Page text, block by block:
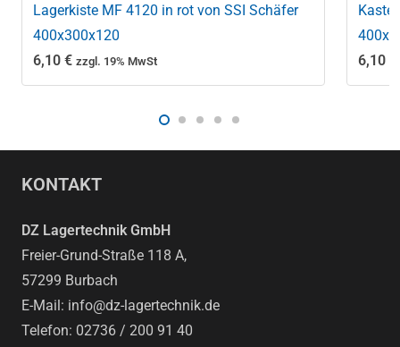
Lagerkiste MF 4120 in rot von SSI Schäfer
400x300x120
6,10 € zzgl. 19% MwSt
6,10
KONTAKT
DZ Lagertechnik GmbH
Freier-Grund-Straße 118 A,
57299 Burbach
E-Mail: info@dz-lagertechnik.de
Telefon: 02736 / 200 91 40